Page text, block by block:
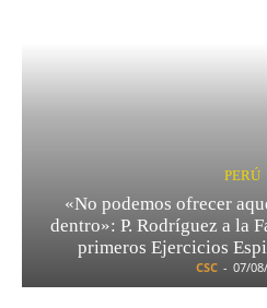
PERÚ
«No podemos ofrecer
dentro»: P. Rodríguez a la
primeros Ejercicios
CSC - 07/